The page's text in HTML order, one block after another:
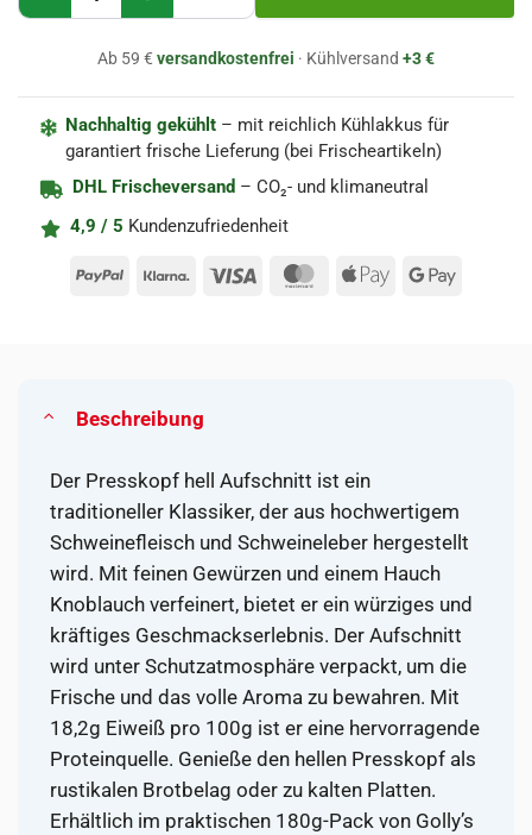
Ab 59 € versandkostenfrei · Kühlversand +3 €
Nachhaltig gekühlt – mit reichlich Kühlakkus für
garantiert frische Lieferung (bei Frischeartikeln)
DHL Frischeversand – CO₂- und klimaneutral
4,9 / 5 Kundenzufriedenheit
PayPal Klarna Visa MasterCard
Apple Google
Beschreibung
Der Presskopf hell Aufschnitt ist ein
traditioneller Klassiker, der aus hochwertigem
Schweinefleisch und Schweineleber hergestellt
wird. Mit feinen Gewürzen und einem Hauch
Knoblauch verfeinert, bietet er ein würziges und
kräftiges Geschmackserlebnis. Der Aufschnitt
wird unter Schutzatmosphäre verpackt, um die
Frische und das volle Aroma zu bewahren. Mit
18,2g Eiweiß pro 100g ist er eine hervorragende
Proteinquelle. Genieße den hellen Presskopf als
rustikalen Brotbelag oder zu kalten Platten.
Erhältlich im praktischen 180g-Pack von Golly’s